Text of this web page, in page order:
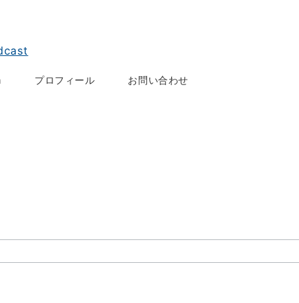
プロフィール お問い合わせ